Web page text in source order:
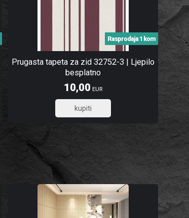
Prugasta tapeta za zid 32752-3 | Ljepilo
besplatno
Rasprodaja 1 kom
10,00 EUR
8,00